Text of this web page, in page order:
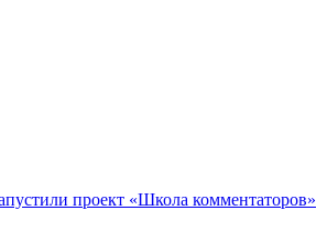
проект «Школа комментаторов»